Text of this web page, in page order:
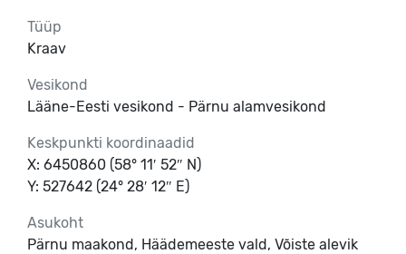
Tüüp
Kraav
Vesikond
Lääne-Eesti vesikond - Pärnu alamvesikond
Keskpunkti koordinaadid
X: 6450860 (58° 11′ 52″ N)
Y: 527642 (24° 28′ 12″ E)
Asukoht
Pärnu maakond, Häädemeeste vald, Võiste alevik